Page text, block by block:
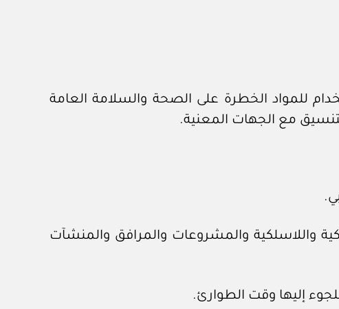
للمواد الخطرة على الصحة والسلامة العامة
مع الجهات المعنية.
واللاسلكية والمشروعات والمرافق والمنشآت